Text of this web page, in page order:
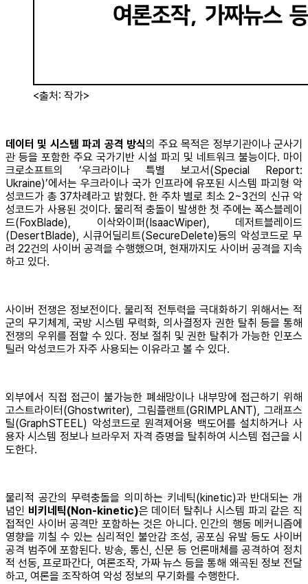
<출처: 작가>
데이터 및 시스템 파괴 공격 방식의 주요 목적은 정부기관이나 군사기
관 등을 포함한 주요 국가기반 시설 파괴 및 네트워크 불능이다. 마이
크로소프트의 ‘우크라이나 특별 보고서(Special Report:
Ukraine)’에서는 우크라이나 국가 인프라에 유포된 시스템 파괴형 악
성코드가 총 37차례라고 밝혔다. 한 주차 별로 최소 2~3건의 신규 악
성코드가 사용된 것이다. 물리적 충돌이 발생한 첫 주에는 폭스블레이
드(FoxBlade), 이삭와이퍼(IsaacWiper), 데저트블레이드
(DesertBlade), 시큐어딜리트(SecureDelete)등의 악성코드로 무
려 22건의 사이버 공격을 수행했으며, 현재까지도 사이버 공격을 지속
하고 있다.
사이버 전쟁은 정보전이다. 물리적 전투력을 극대화하기 위해서는 적
군의 무기체계, 국방 시스템 무력화, 의사결정자 권한 탈취 등을 통해
전쟁의 우위를 점할 수 있다. 정보 절취 및 권한 탈취가 가능한 인포스
틸러 악성코드가 자주 사용되는 이유라고 볼 수 있다.
외부에서 직접 접근이 불가능한 폐쇄망이나 내부망에 접근하기 위해
고스트라이터(Ghostwriter), 그림플랜트(GRIMPLANT), 그래프스
틸(GraphSTEEL) 악성코드로 원격제어용 백도어를 설치하거나 사
용자 시스템 정보나 브라우저 자격 증명을 탈취하여 시스템 접근을 시
도한다.
물리적 공간의 무력충돌을 의미하는 키네틱(kinetic)과 반대되는 개
념인 비키네틱(Non-kinetic)은 데이터 탈취나 시스템 파괴 같은 직
접적인 사이버 공격만 포함하는 것은 아니다. 인간의 행동 메커니즘에
영향을 끼칠 수 있는 심리적인 불안감 조성, 공포심 유발 등도 사이버
공격 범주에 포함된다. 방송, 통신, 신문 등 언론매체를 공격하여 정치
적 선동, 프로파간다, 여론조작, 가짜 뉴스 등을 통해 왜곡된 정보 전달
하고, 여론을 조작하여 악성 정보의 무기화를 수행한다.